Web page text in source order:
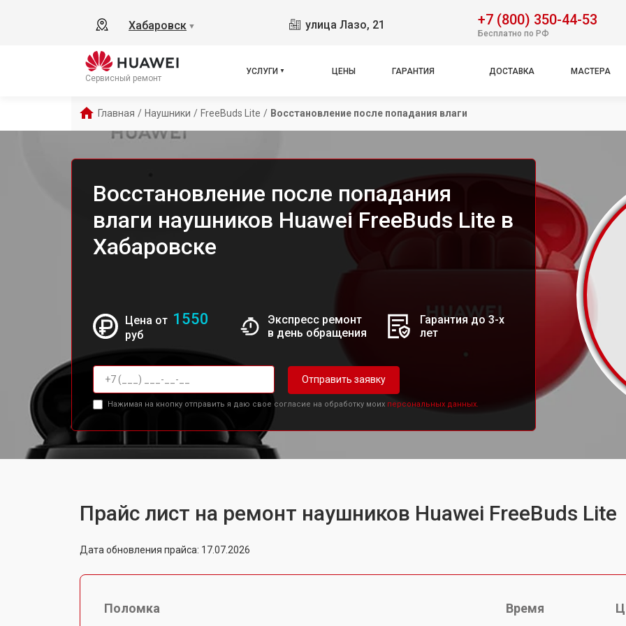
Хабаровск ▼ улица Лазо, 21 +7 (800) 350-44-53
Бесплатно по РФ
Сервисный ремонт
УСЛУГИ ЦЕНЫ ГАРАНТИЯ ДОСТАВКА МАСТЕРА
Главная / Наушники / FreeBuds Lite / Восстановление после попадания влаги
Восстановление после попадания
влаги наушников Huawei FreeBuds Lite в
Хабаровске
Цена от 1550
руб
Экспресс ремонт
в день обращения
Гарантия до 3-х
лет
Отправить заявку
Нажимая на кнопку отправить я даю свое согласие на обработку моих персональных данных.
Прайс лист на ремонт наушников Huawei FreeBuds Lite
Дата обновления прайса: 17.07.2026
Поломка Время